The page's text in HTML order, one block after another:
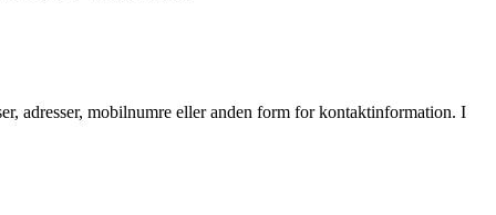
adresser, mobilnumre eller anden form for kontaktinformation. I